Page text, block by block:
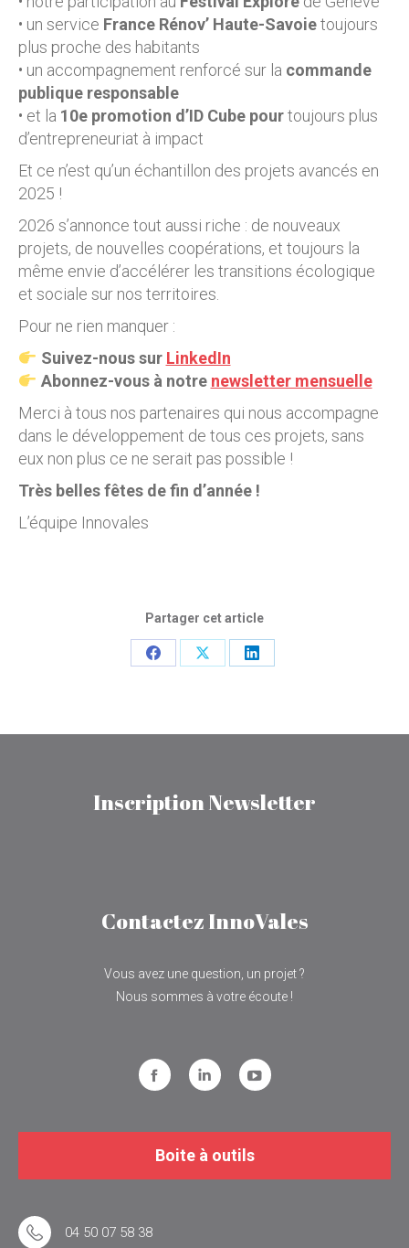
• un service France Rénov’ Haute-Savoietoujours
plus proche des habitants
• un accompagnement renforcé sur la commande
publique responsable
• et la 10e promotion d’ID Cube pourtoujours plus
d’entrepreneuriat à impact
Et ce n’est qu’un échantillon des projets avancés en
2025 !
2026 s’annonce tout aussi riche : de nouveaux
projets, de nouvelles coopérations, et toujours la
même envie d’accélérer les transitions écologique
et sociale sur nos territoires.
Pour ne rien manquer :
Suivez-nous sur LinkedIn
Abonnez-vous à notre newsletter mensuelle
Merci à tous nos partenaires qui nous accompagne
dans le développement de tous ces projets, sans
eux non plus ce ne serait pas possible !
Très belles fêtes de fin d’année !
L’équipe Innovales
Partager cet article
PartagerPartagerPartager
Inscription Newsletter
Contactez InnoVales
Vous avez une question, un projet ?
Nous sommes à votre écoute !
FacebookLinkedInYouTube
Boite à outils
04 50 07 58 38